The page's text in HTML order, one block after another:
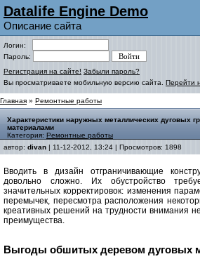
Datalife Engine Demo
Описание сайта
Логин:
Пароль:
Регистрация на сайте! Забыли пароль?
Вы просматриваете мобильную версию сайта. Перейти
Главная » Ремонтные работы
Характеристики наружных металлических дуговых
материалами
Категория: Ремонтные работы
автор: divan | 11-12-2012, 13:24 | Просмотров: 1898
Вводить в дизайн отграничивающие
довольно сложно. Их обустройство
значительных корректировок: изменения
перемычек, пересмотра расположения
креативных решений на трудности внимания
преимущества.
Выгоды обшитых деревом дуговых